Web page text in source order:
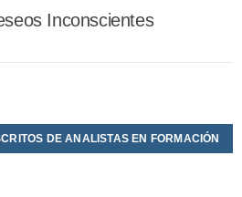
Inconscientes
DE ANALISTAS EN FORMACIÓN